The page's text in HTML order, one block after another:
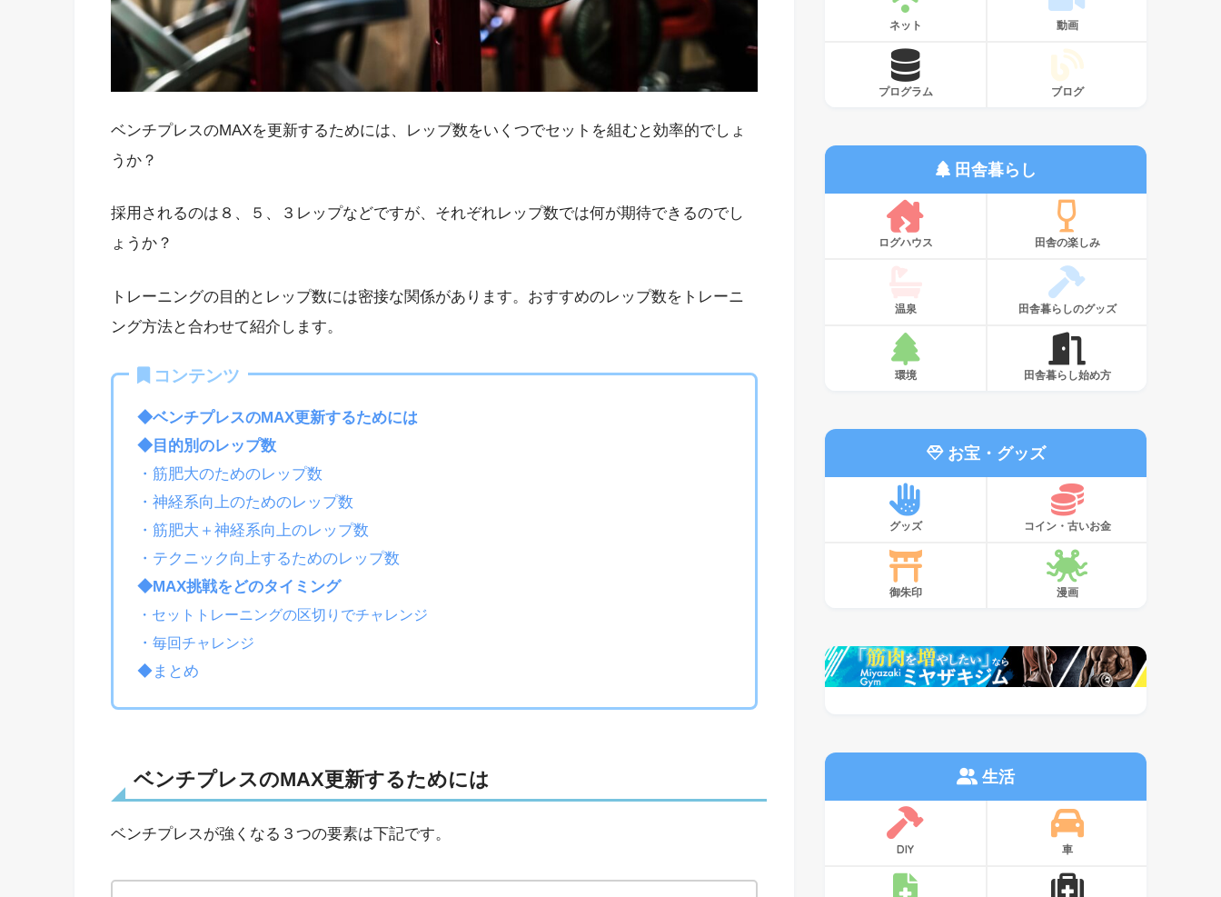
ベンチプレスのMAXを更新するためには、レップ数をいくつでセットを組むと効率的でしょ
うか？
採用されるのは８、５、３レップなどですが、それぞれレップ数では何が期待できるのでし
ょうか？
トレーニングの目的とレップ数には密接な関係があります。おすすめのレップ数をトレーニ
ング方法と合わせて紹介します。
コンテンツ
◆ベンチプレスのMAX更新するためには
◆目的別のレップ数
・筋肥大のためのレップ数
・神経系向上のためのレップ数
・筋肥大＋神経系向上のレップ数
・テクニック向上するためのレップ数
◆MAX挑戦をどのタイミング
・セットトレーニングの区切りでチャレンジ
・ 毎回チャレンジ
◆まとめ
ベンチプレスのMAX更新するためには
ベンチプレスが強くなる３つの要素は下記です。
ネット 動画
プログラム ブログ
田舎暮らし
ログハウス 田舎の楽しみ
温泉 田舎暮らしのグッズ
環境 田舎暮らし始め方
お宝・グッズ
グッズ コイン・古いお金
御朱印 漫画
生活
DIY 車